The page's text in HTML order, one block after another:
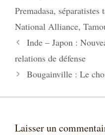
Premadasa, séparatistes
National Alliance,
Inde – Japon :
relations de défense
Bougainville : Le
Laisser un